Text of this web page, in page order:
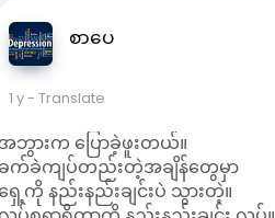
စာပေ
1 y- Translate
ဘွားက ပြောခဲ့ဖူးတယ်။
က်ခဲကျပ်တည်းတဲ့အချိန်တွေမှာ
ေ့ကို နည်းနည်းချင်းပဲ သွားတဲ့။